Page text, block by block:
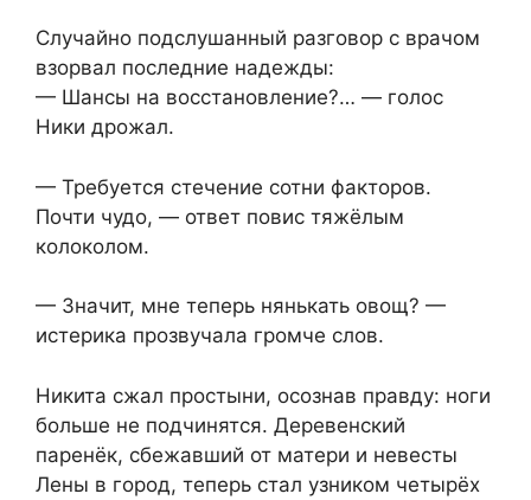
Случайно подслушанный разговор с врачом
взорвал последние надежды:
— Шансы на восстановление?… — голос
Ники дрожал.
— Требуется стечение сотни факторов.
Почти чудо, — ответ повис тяжёлым
колоколом.
— Значит, мне теперь нянькать овощ? —
истерика прозвучала громче слов.
Никита сжал простыни, осознав правду: ноги
больше не подчинятся. Деревенский
паренёк, сбежавший от матери и невесты
Лены в город, теперь стал узником четырёх